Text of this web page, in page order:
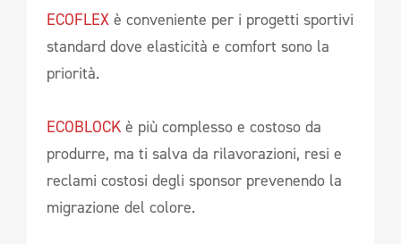
ECOFLEX è conveniente per i progetti sportivi
standard dove elasticità e comfort sono la
priorità.
ECOBLOCKè più complesso e costoso da
produrre, ma ti salva da rilavorazioni, resi e
reclami costosi degli sponsor prevenendo la
migrazione del colore.